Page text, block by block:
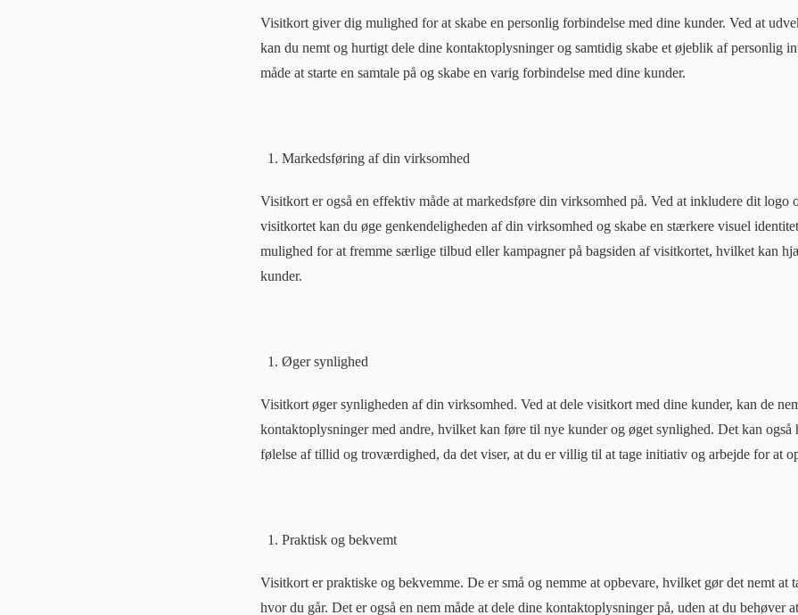
Visitkort giver dig mulighed for at skabe en personlig forbindelse med dine kunder. Ved at
kan du nemt og hurtigt dele dine kontaktoplysninger og samtidig skabe et øjeblik af personlig
måde at starte en samtale på og skabe en varig forbindelse med dine kunder.
Markedsføring af din virksomhed
Visitkort er også en effektiv måde at markedsføre din virksomhed på. Ved at inkludere dit logo
visitkortet kan du øge genkendeligheden af ​​din virksomhed og skabe en stærkere visuel
mulighed for at fremme særlige tilbud eller kampagner på bagsiden af ​​visitkortet, hvilket kan
kunder.
Øger synlighed
Visitkort øger synligheden af ​​din virksomhed. Ved at dele visitkort med dine kunder, kan de
kontaktoplysninger med andre, hvilket kan føre til nye kunder og øget synlighed. Det kan også
følelse af tillid og troværdighed, da det viser, at du er villig til at tage initiativ og arbejde for at
Praktisk og bekvemt
Visitkort er praktiske og bekvemme. De er små og nemme at opbevare, hvilket gør det nemt at
hvor du går. Det er også en nem måde at dele dine kontaktoplysninger på, uden at du behøver